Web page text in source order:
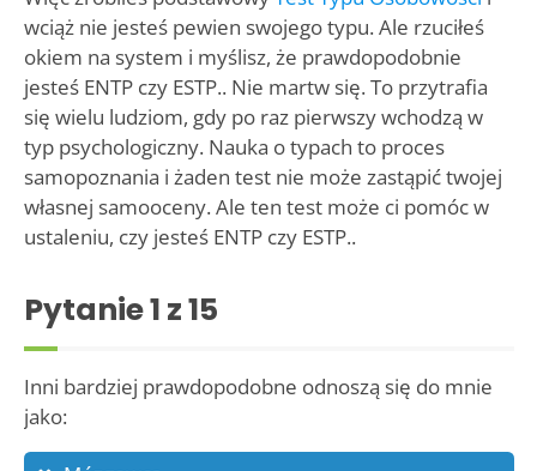
wciąż nie jesteś pewien swojego typu. Ale rzuciłeś
okiem na system i myślisz, że prawdopodobnie
jesteś ENTP czy ESTP.. Nie martw się. To przytrafia
się wielu ludziom, gdy po raz pierwszy wchodzą w
typ psychologiczny. Nauka o typach to proces
samopoznania i żaden test nie może zastąpić twojej
własnej samooceny. Ale ten test może ci pomóc w
ustaleniu, czy jesteś ENTP czy ESTP..
Pytanie1 z 15
Inni bardziej prawdopodobne odnoszą się do mnie
jako: